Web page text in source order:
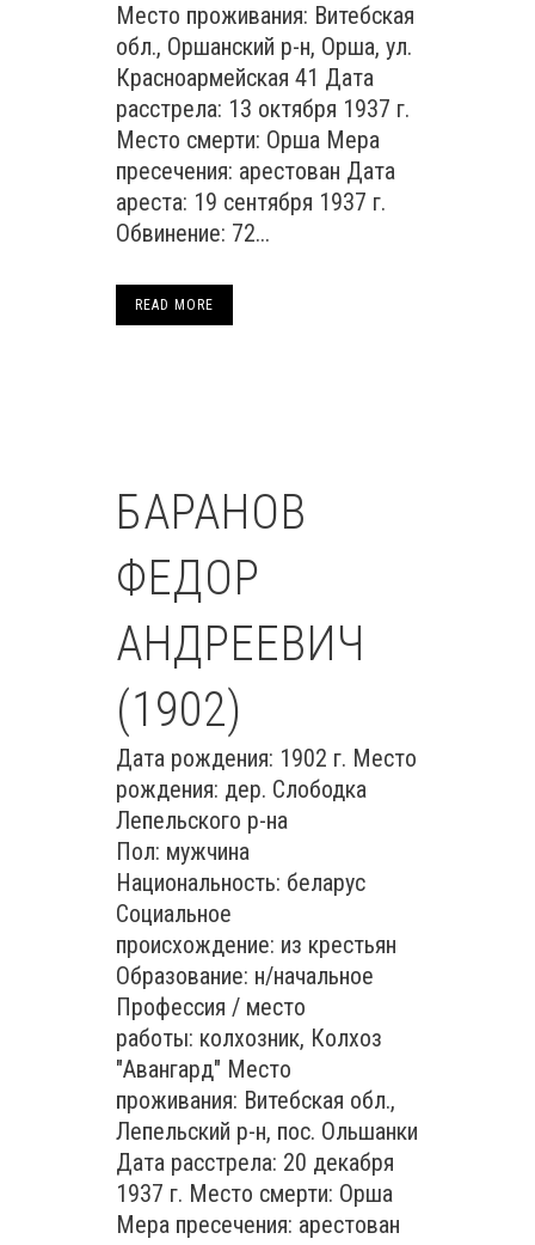
Место проживания: Витебская
обл., Оршанский р-н, Орша, ул.
Красноармейская 41 Дата
расстрела: 13 октября 1937 г.
Место смерти: Орша Мера
пресечения: арестован Дата
ареста: 19 сентября 1937 г.
Обвинение: 72...
READ MORE
БАРАНОВ
ФЕДОР
АНДРЕЕВИЧ
(1902)
Дата рождения: 1902 г. Место
рождения: дер. Слободка
Лепельского р-на
Пол: мужчина
Национальность: беларус
Социальное
происхождение: из крестьян
Образование: н/начальное
Профессия / место
работы: колхозник, Колхоз
"Авангард" Место
проживания: Витебская обл.,
Лепельский р-н, пос. Ольшанки
Дата расстрела: 20 декабря
1937 г. Место смерти: Орша
Мера пресечения: арестован